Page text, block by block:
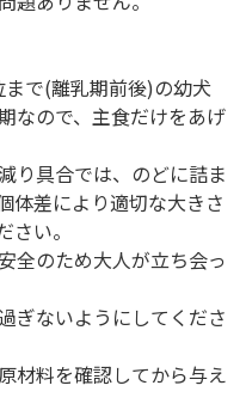
で(離乳期前後)の幼犬
なので、主食だけをあげ
り具合では、のどに詰ま
体差により適切な大きさ
い。
全のため大人が立ち会っ
ぎないようにしてくださ
材料を確認してから与え